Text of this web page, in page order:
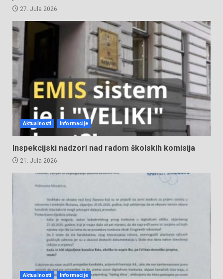
27. Jula 2026.
Aktualnosti Informacije
Inspekcijski nadzori nad radom školskih komisija
21. Jula 2026.
Aktualnosti Informacije